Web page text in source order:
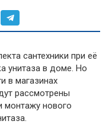
сантехники при её
унитаза в доме. Но
в магазинах
рассмотрены
монтажу нового